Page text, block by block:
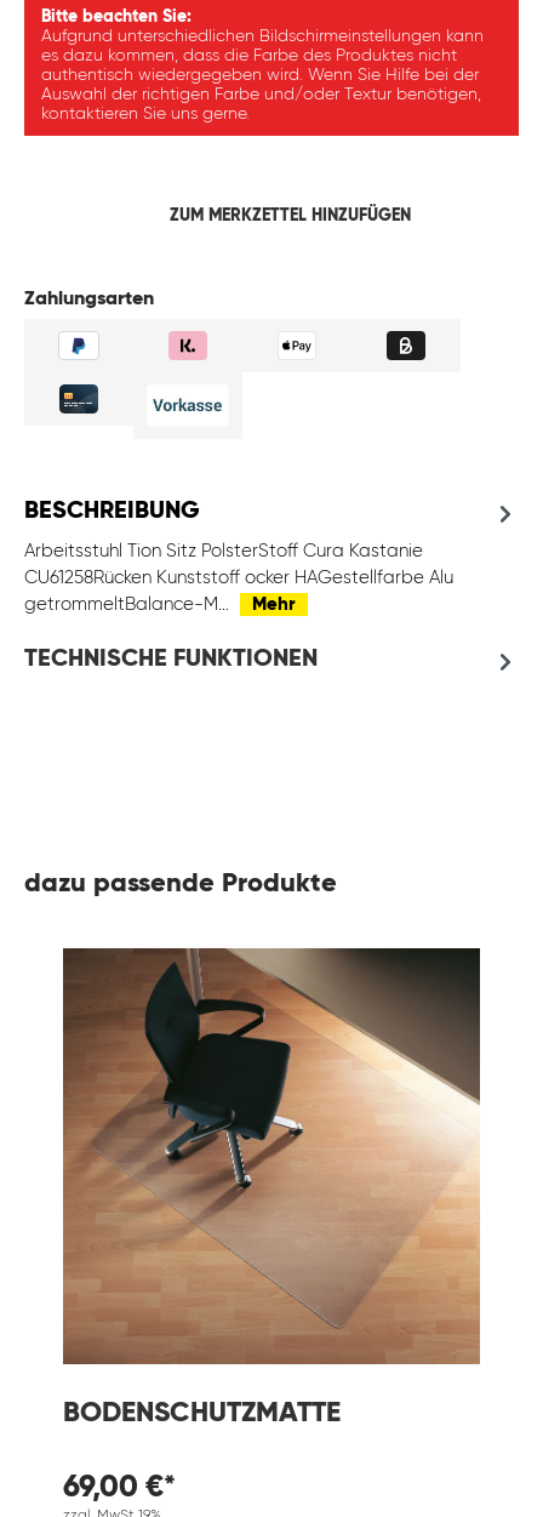
Bitte beachten Sie:
Aufgrund unterschiedlichen Bildschirmeinstellungen kann
es dazu kommen, dass die Farbe des Produktes nicht
authentisch wiedergegeben wird. Wenn Sie Hilfe bei der
Auswahl der richtigen Farbe und/oder Textur benötigen,
kontaktieren Sie uns gerne.
ZUM MERKZETTEL HINZUFÜGEN
Zahlungsarten
BESCHREIBUNG
Arbeitsstuhl Tion Sitz PolsterStoff Cura Kastanie
CU61258Rücken Kunststoff ocker HAGestellfarbe Alu
getrommeltBalance-M…
Mehr
TECHNISCHE FUNKTIONEN
dazu passende Produkte
BODENSCHUTZMATTE
69,00 €*